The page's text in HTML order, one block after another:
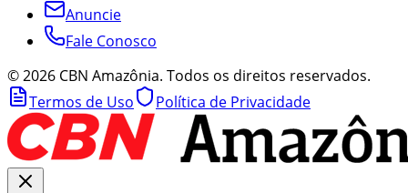
Anuncie
Fale Conosco
©2026 CBN Amazônia. Todos os direitos reservados.
Termos de Uso
Política de Privacidade